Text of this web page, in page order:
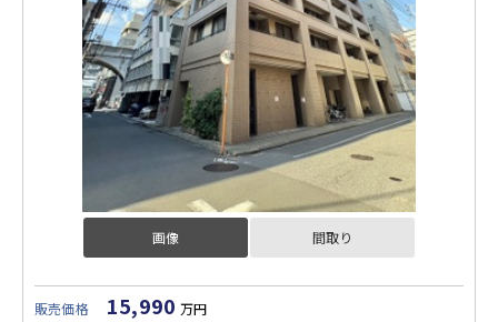
画像 間取り
販売価格 15,990 万円